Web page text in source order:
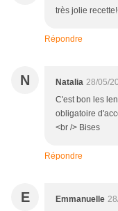
très jolie
Répondre
N Natalia 28/05/
C'est bon les
obligatoire
<br /> Bises
Répondre
E Emmanuelle